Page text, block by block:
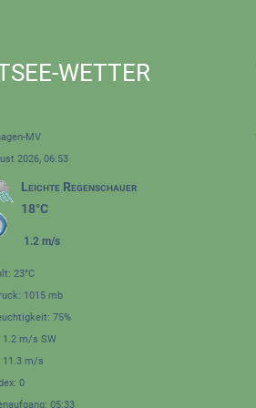
WETTER
MV
2026, 06:53
Leichte Regenschauer
18°C
1.2 m/s
23°C
1015 mb
75%
1.2 m/s SW
11.3 m/s
0
05:33